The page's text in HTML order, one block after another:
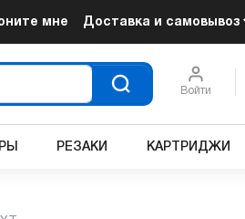
мне Доставка и самовывоз
Войти
РЕЗАКИ КАРТРИДЖИ